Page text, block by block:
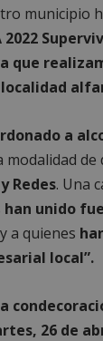
municipio
2022
que
a
modalidad de
Redes. Una
han unido
y a quienes
local”.
26 de